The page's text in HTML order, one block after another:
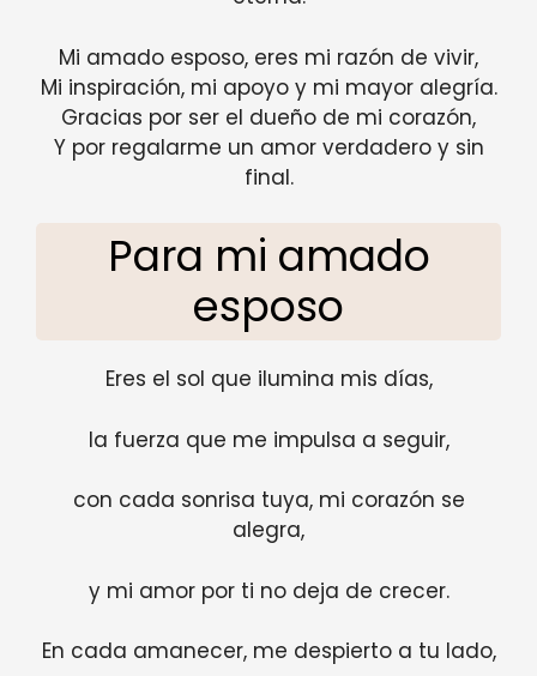
Mi amado esposo, eres mi razón de vivir,
Mi inspiración, mi apoyo y mi mayor alegría.
Gracias por ser el dueño de mi corazón,
Y por regalarme un amor verdadero y sin
final.
Para mi amado
esposo
Eres el sol que ilumina mis días,
la fuerza que me impulsa a seguir,
con cada sonrisa tuya, mi corazón se
alegra,
y mi amor por ti no deja de crecer.
En cada amanecer, me despierto a tu lado,